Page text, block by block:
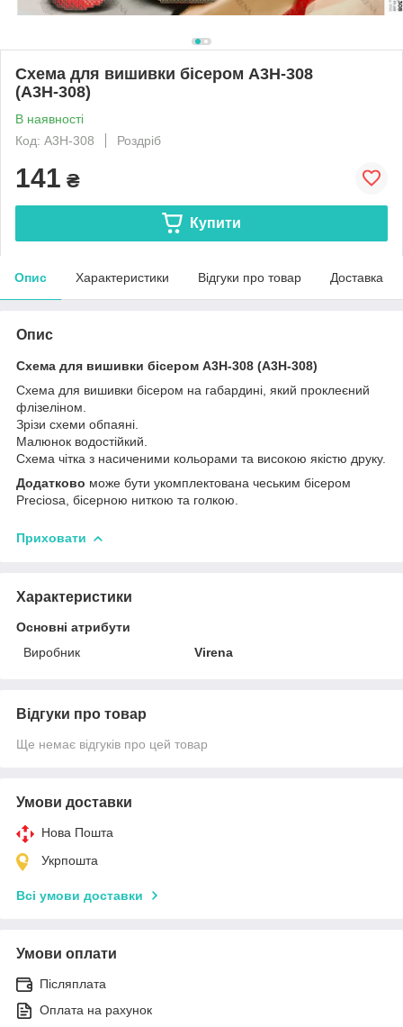
Схема для вишивки бісером А3Н-308
(А3Н-308)
В наявності
Код: А3Н-308
Роздріб
141 ₴
Купити
Опис Характеристики Відгуки про товар Доставка
Опис
Схема для вишивки бісером А3Н-308 (А3Н-308)
Схема для вишивки бісером на габардині, який проклеєний
флізеліном.
Зрізи схеми обпаяні.
Малюнок водостійкий.
Схема чітка з насиченими кольорами та високою якістю друку.
Додатково може бути укомплектована чеським бісером
Preciosa, бісерною ниткою та голкою.
Приховати
Характеристики
Основні атрибути
Виробник
Virena
Відгуки про товар
Ще немає відгуків про цей товар
Умови доставки
Нова Пошта
Укрпошта
Всі умови доставки
Умови оплати
Післяплата
Оплата на рахунок